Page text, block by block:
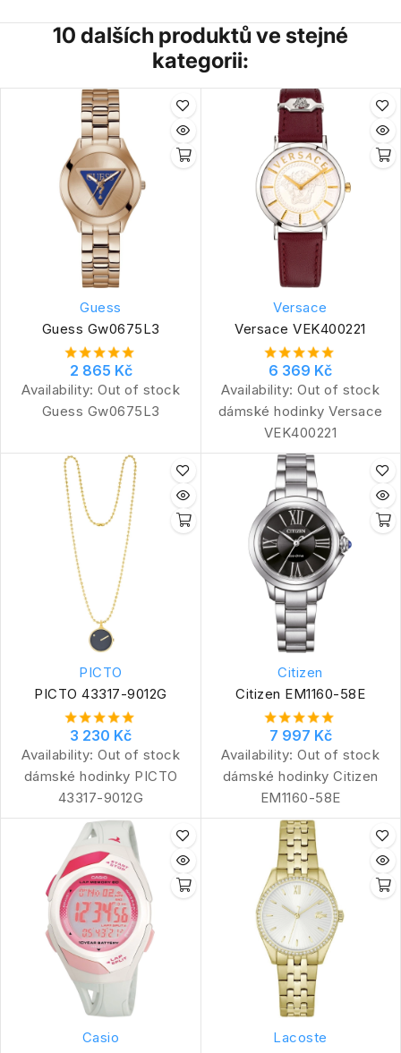
10 dalších produktů ve stejné
kategorii:
Guess
Guess Gw0675L3
2 865 Kč
Availability: Out of stock
Guess Gw0675L3
Versace
Versace VEK400221
6 369 Kč
Availability: Out of stock
dámské hodinky Versace
VEK400221
PICTO
PICTO 43317-9012G
3 230 Kč
Availability: Out of stock
dámské hodinky PICTO
43317-9012G
Citizen
Citizen EM1160-58E
7 997 Kč
Availability: Out of stock
dámské hodinky Citizen
EM1160-58E
Casio
Lacoste